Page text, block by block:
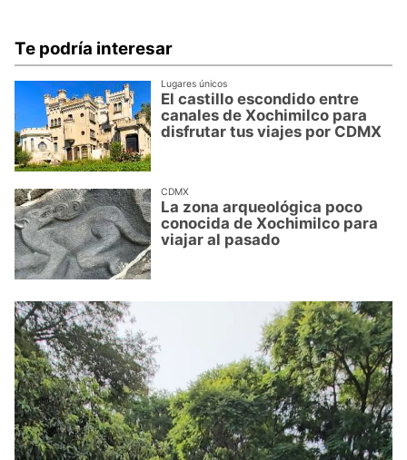
Te podría interesar
Lugares únicos
El castillo escondido entre
canales de Xochimilco para
disfrutar tus viajes por CDMX
CDMX
La zona arqueológica poco
conocida de Xochimilco para
viajar al pasado